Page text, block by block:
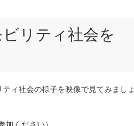
リティ社会を
ィ社会の様子を映像で見てみましょ